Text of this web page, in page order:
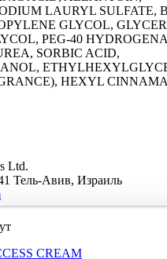
LAURYL SULFATE,
GLYCOL,
PEG-40
SORBIC ACID,
HEXYL
Ltd.
Тель-Авив, Израиль